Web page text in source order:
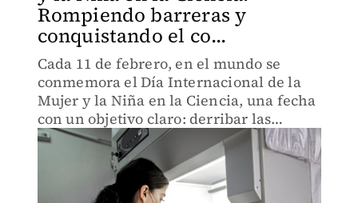
Rompiendo barreras y
conquistando el co...
Cada 11 de febrero, en el mundo se
conmemora el Día Internacional de la
Mujer y la Niña en la Ciencia, una fecha
con un objetivo claro: derribar las
barreras de género en la ciencia y
garantizar la participación plena y
equitativa de las mujeres en e